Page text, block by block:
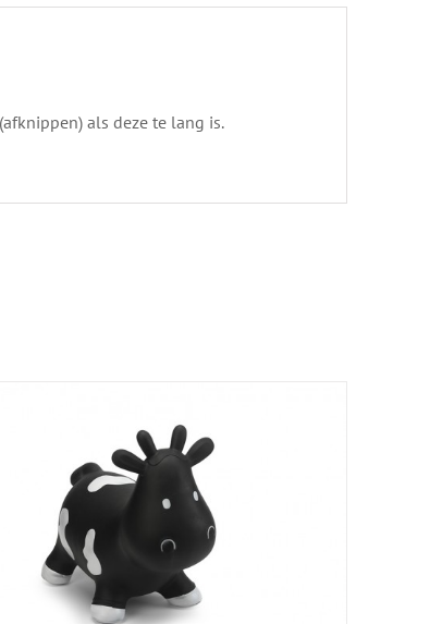
als deze te lang is.